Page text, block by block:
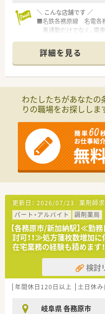
■認定薬剤師の資格取得
め、専門性を高めながら
＼ こんな店舗です ／
■名鉄各務原線 名電各
車通勤だけでなく、電
■小児科の処方箋を多く
お子様連れの方も多く
薬剤師としての経験だ
けます。
＼ 魅力的な制度も多数
■時間外手当は1分単位で
年間休日も120日前後
す！
■各店舗に子育て中の薬
育休・産休後の復帰率は
■教育制度面ではe-ラー
資格取得の支援も行っ
■階層別研修・医師を招
e-learning・学会参加・
スキルアップへのサポ
＼ こんな会社です ／
アルフレッサHDの系列
足。
北海道から関西地方まで
安定、成長を続ける企業
す。
異動に関してはご希望に
ご家庭の都合により勤務
（全国転勤可・エリア転勤
詳細を見る
わたしたちがあなたの
りの職場をお探ししま
更新日： 2026/07/23 薬剤師求
パート・アルバイト
調剤薬局
【各務原市/新加納駅】≪勤
討可！！≫処方箋枚数増加に
在宅業務の経験も積めます！
検討
年間休日120日以上 土日休
岐阜県 各務原市